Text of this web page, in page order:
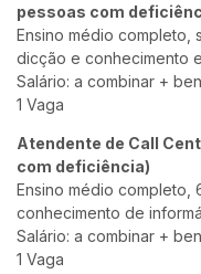
pessoas com
Ensino médio completo,
dicção e conhecimento
Salário: a combinar +
1 Vaga
Atendente de Call
com deficiência)
Ensino médio completo,
conhecimento de
Salário: a combinar +
1 Vaga